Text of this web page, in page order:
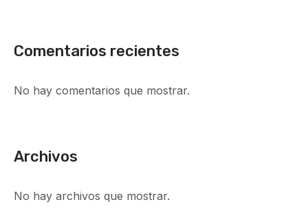
Comentarios recientes
No hay comentarios que mostrar.
Archivos
No hay archivos que mostrar.